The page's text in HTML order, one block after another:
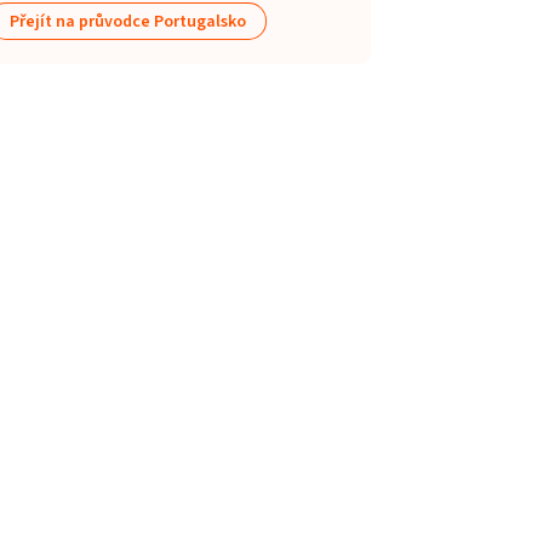
Přejít na průvodce Portugalsko